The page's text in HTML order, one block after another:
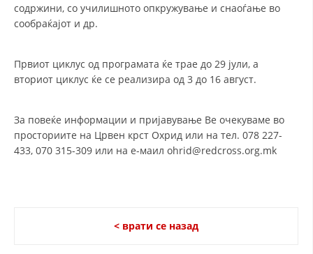
ПРОМОЦИЈА НА ХУМАНИ ВРЕДНОСТИ
СОЦИЈАЛНО ХУМАНИТАРНА ДЕЈНОСТ
ПОДГОТВЕНОСТ И ДЕЈСТВО ПРИ КАТАСТРОФИ
ТИМОВИ НА ООЦК ОХРИД
ИСТРАЖУВАЊЕ НА ЈАВНО МИСЛЕЊЕ
содржини, со училишното опкружување и снаоѓање во
сообраќајот и др.
Првиот циклус од програмата ќе трае до 29 јули, а
вториот циклус ќе се реализира од 3 до 16 август.
За повеќе информации и пријавување Ве очекуваме во
просториите на Црвен крст Охрид или на тел. 078 227-
433, 070 315-309 или на е-маил ohrid@redcross.org.mk
< врати се назад